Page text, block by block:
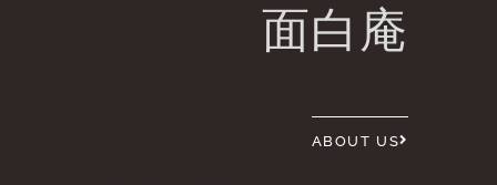
面白庵
ABOUT US